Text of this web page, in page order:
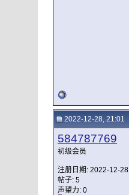
2022-12-28, 21:01
584787769
初级会员
注册日期: 2022-12-28
帖子: 5
声望力: 0